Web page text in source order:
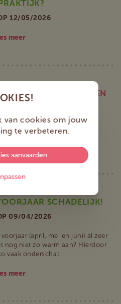
12/05/2026
meer
- TIJDELIJKE EN
13/04/2026
meer
SCHADELIJK!
09/04/2026
(april, mei en juni) al zeer
nog niet zo warm aan? Hierdoor
vaak onderschat.
meer
van cookies om jouw
te verbeteren.
aanvaarden